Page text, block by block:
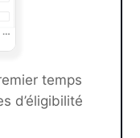
temps
d’éligibilité